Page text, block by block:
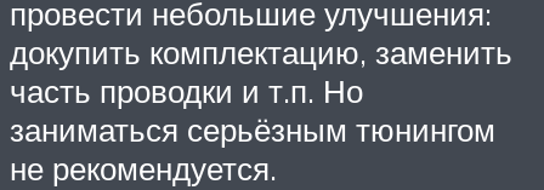
провести небольшие улучшения:
докупить комплектацию, заменить
часть проводки и т.п. Но
заниматься серьёзным тюнингом
не рекомендуется.